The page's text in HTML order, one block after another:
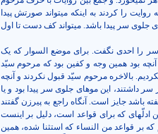
را کردند به اینکه می­تواند صورتش پیدا
جلوی سر پیدا باشد. می­تواند کف دست تا اول
را احدی نگفت. برای موضع السوار که یک
بود همین وجه و کفین بود که مرحوم سیّد
بالاخره مرحوم سیّد قبول نکردند و آنچه
داشتند، این موهای جلوی سر پیدا بود و یا
باشد جایز است. آنگاه راجع به پیرزن گفتند
که برای قواعد است، دلیل بر اینست
بر قواعد من النساء که استثنا شده، همین